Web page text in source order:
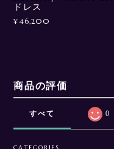
ドレス
¥46,200
商品の評価
すべて 0